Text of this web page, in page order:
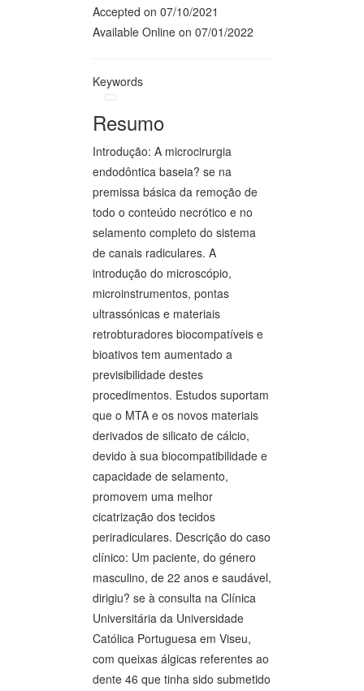
Accepted on 07/10/2021
Available Online on 07/01/2022
Keywords
Resumo
Introdução: A microcirurgia
endodôntica baseia? se na
premissa básica da remoção de
todo o conteúdo necrótico e no
selamento completo do sistema
de canais radiculares. A
introdução do microscópio,
microinstrumentos, pontas
ultrassónicas e materiais
retrobturadores biocompatíveis e
bioativos tem aumentado a
previsibilidade destes
procedimentos. Estudos suportam
que o MTA e os novos materiais
derivados de silicato de cálcio,
devido à sua biocompatibilidade e
capacidade de selamento,
promovem uma melhor
cicatrização dos tecidos
periradiculares. Descrição do caso
clínico: Um paciente, do género
masculino, de 22 anos e saudável,
dirigiu? se à consulta na Clínica
Universitária da Universidade
Católica Portuguesa em Viseu,
com queixas álgicas referentes ao
dente 46 que tinha sido submetido